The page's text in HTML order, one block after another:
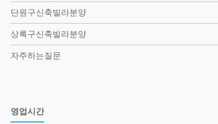
단원구신축빌라분양
상록구신축빌라분양
자주하는질문
영업시간